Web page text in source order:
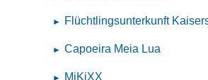
Flüchtlingsunterkunft
Capoeira Meia Lua
MiKiXX